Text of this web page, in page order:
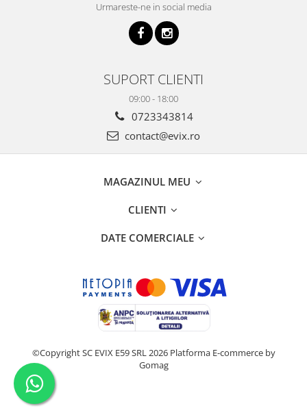
Urmareste-ne in social media
SUPORT CLIENTI
09:00 - 18:00
0723343814
contact@evix.ro
MAGAZINUL MEU
CLIENTI
DATE COMERCIALE
©Copyright SC EVIX E59 SRL 2026 Platforma E-commerce by
Gomag